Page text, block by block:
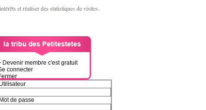
et réaliser des statistiques de visites.
Devenir membre c'est gratuit
connecter
Utilisateur
Mot de passe